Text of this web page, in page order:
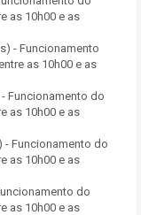
as 10h00 e as
- Funcionamento
as 10h00 e as
Funcionamento do
as 10h00 e as
- Funcionamento do
as 10h00 e as
do
as 10h00 e as